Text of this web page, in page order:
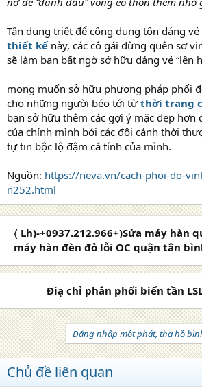
Tận dụng triệt để công dụng tôn dáng vẻ
thiết kếnày, các cô gái đừng quên sơ
sẽ làm bạn bất ngờ sở hữu dáng vẻ “lên
mong muốn sở hữu phương pháp phối
cho những người béo tới từthời trang
bạn sở hữu thêm các gợi ý mặc đẹp hơn
của chính mình bởi các đôi cánh thời
tự tin bộc lộ đậm cá tính của mình.
Nguồn: https://neva.vn/cach-phoi-do-
n252.html
〈 Lh)-+0937.212.966+)Sửa máy hàn
máy hàn đèn đỏ lỗi OC quận tân
Điạ chỉ phân phối biến tần
Đăng nhập một phát, tha hồ
Chủ đề liên quan